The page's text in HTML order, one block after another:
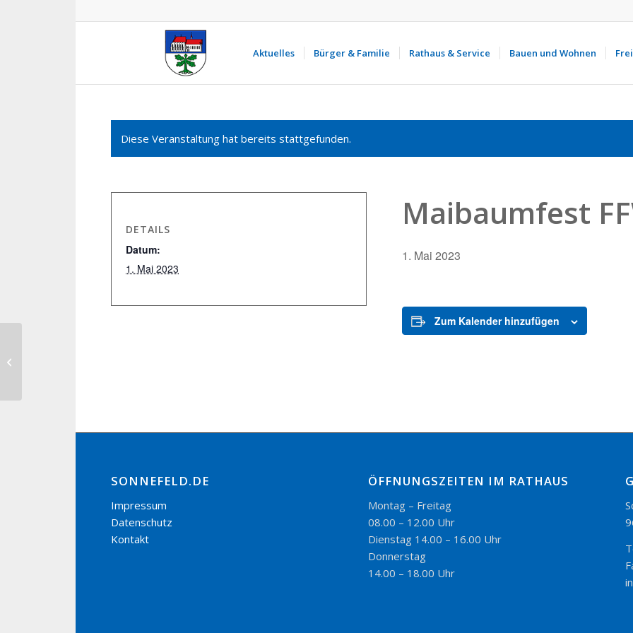
Aktuelles Bürger & Familie Rathaus & Service Bauen und Wohnen
Diese Veranstaltung hat bereits stattgefunden.
Maibaumfest
1. Mai 2023
Zum Kalender hinzufügen
DETAILS
Datum:
1. Mai 2023
SONNEFELD.DE
Impressum
Datenschutz
Kontakt
ÖFFNUNGSZEITEN IM RATHAUS
Montag – Freitag
08.00 – 12.00 Uhr
Dienstag 14.00 – 16.00 Uhr
Donnerstag
14.00 – 18.00 Uhr